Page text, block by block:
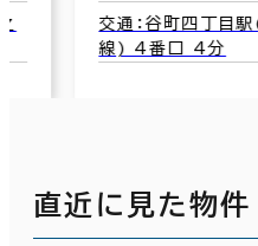
交通：谷町四丁目
線) 4番口 4分
直近に見た物件